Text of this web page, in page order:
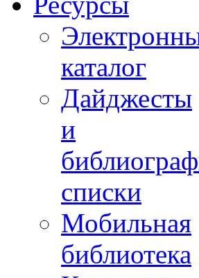
каталог
Дайджесты
и
списки
Мобильная
библиотека